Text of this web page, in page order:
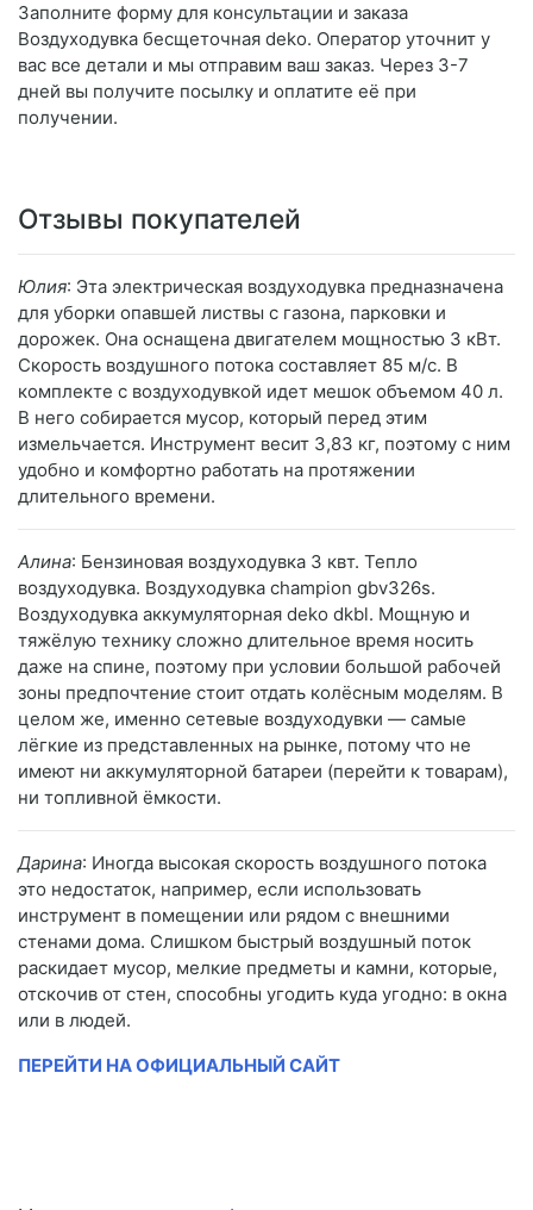
Заполните форму для консультации и заказа
Воздуходувка бесщеточная deko. Оператор уточнит у
вас все детали и мы отправим ваш заказ. Через 3-7
дней вы получите посылку и оплатите её при
получении.
Отзывы покупателей
Юлия: Эта электрическая воздуходувка предназначена
для уборки опавшей листвы с газона, парковки и
дорожек. Она оснащена двигателем мощностью 3 кВт.
Скорость воздушного потока составляет 85 м/с. В
комплекте с воздуходувкой идет мешок объемом 40 л.
В него собирается мусор, который перед этим
измельчается. Инструмент весит 3,83 кг, поэтому с ним
удобно и комфортно работать на протяжении
длительного времени.
Алина: Бензиновая воздуходувка 3 квт. Тепло
воздуходувка. Воздуходувка champion gbv326s.
Воздуходувка аккумуляторная deko dkbl. Мощную и
тяжёлую технику сложно длительное время носить
даже на спине, поэтому при условии большой рабочей
зоны предпочтение стоит отдать колёсным моделям. В
целом же, именно сетевые воздуходувки — самые
лёгкие из представленных на рынке, потому что не
имеют ни аккумуляторной батареи (перейти к товарам),
ни топливной ёмкости.
Дарина: Иногда высокая скорость воздушного потока
это недостаток, например, если использовать
инструмент в помещении или рядом с внешними
стенами дома. Слишком быстрый воздушный поток
раскидает мусор, мелкие предметы и камни, которые,
отскочив от стен, способны угодить куда угодно: в окна
или в людей.
ПЕРЕЙТИ НА ОФИЦИАЛЬНЫЙ САЙТ